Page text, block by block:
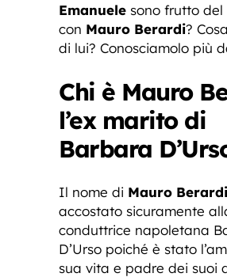
Emanuele sono frutto del
con Mauro Berardi?
di lui? Conosciamolo più
Chi è Mauro
l’ex marito di
Barbara
Il nome di Mauro Berardi
accostato sicuramente
conduttrice napoletana
D’Urso poiché è stato
sua vita e padre dei suoi